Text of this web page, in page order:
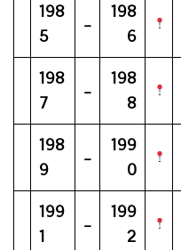
198
5
–
198
6
198
7
–
198
8
198
9
–
199
0
199
1
–
199
2